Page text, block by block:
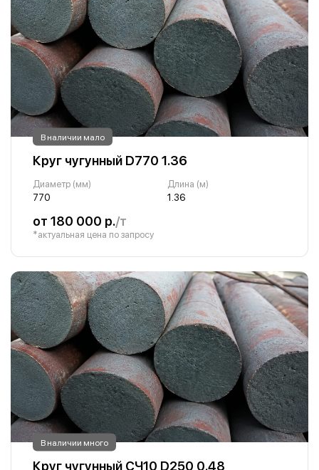
В наличии мало
Круг чугунный D770 1.36
Диаметр (мм)
770
Длина (м)
1.36
от 180 000 р./т
*актуальная цена по запросу
В наличии много
Круг чугунный СЧ10 D250 0.48